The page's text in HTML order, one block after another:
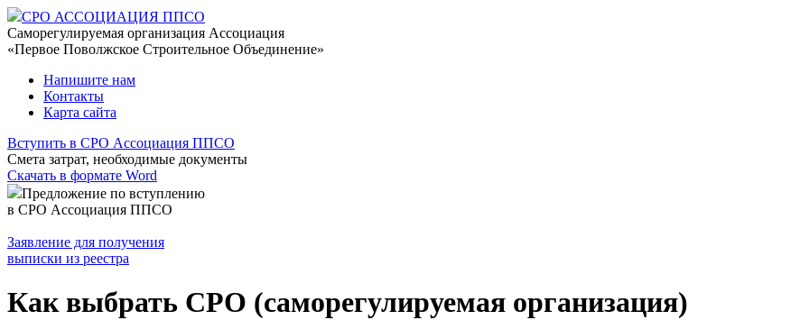
СРО АССОЦИАЦИЯ ППСО
Саморегулируемая организация Ассоциация
«Первое Поволжское Строительное Объединение»
Напишите нам
Контакты
Карта сайта
Вступить в СРО Ассоциация ППСО
Смета затрат, необходимые документы
Скачать в формате Word
Предложение по вступлению
в СРО Ассоциация ППСО
Заявление для получения
выписки из реестра
Как выбрать СРО (саморегулируемая организация)